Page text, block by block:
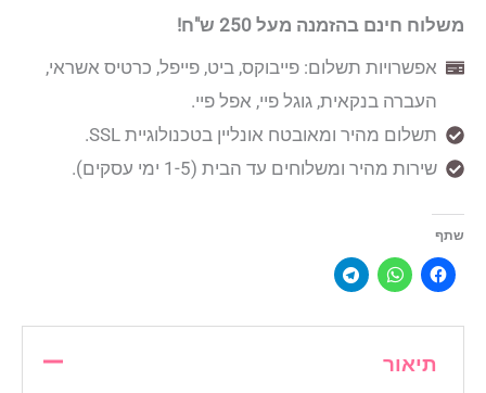
משלוח חינם בהזמנה מעל 250 ש"ח!
אפשרויות תשלום: פייבוקס, ביט, פייפל, כרטיס אשראי,
העברה בנקאית, גוגל פיי, אפל פיי.
תשלום מהיר ומאובטח אונליין בטכנולוגיית SSL.
שירות מהיר ומשלוחים עד הבית (1-5 ימי עסקים).
שתף
תיאור